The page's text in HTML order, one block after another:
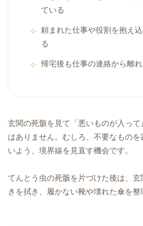
ている
頼まれた仕事や役割を抱え
る
帰宅後も仕事の連絡から離
玄関の死骸を見て「悪いものが入っ
はありません。むしろ、不要なもの
いよう、境界線を見直す機会です。
てんとう虫の死骸を片づけた後は、
きを拭き、履かない靴や壊れた傘を整